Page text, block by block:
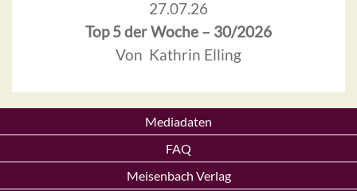
27.07.26
Top 5 der Woche – 30/2026
Von Kathrin Elling
Mediadaten
FAQ
Meisenbach Verlag